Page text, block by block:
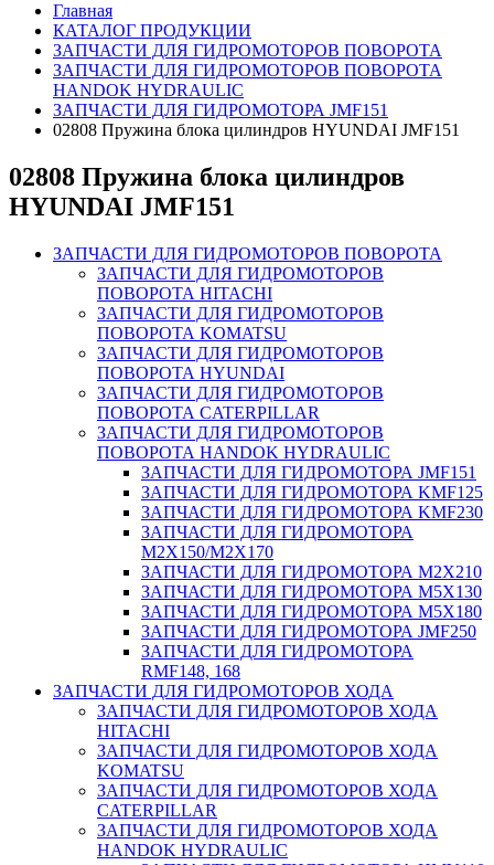
Главная
КАТАЛОГ ПРОДУКЦИИ
ЗАПЧАСТИ ДЛЯ ГИДРОМОТОРОВ ПОВОРОТА
ЗАПЧАСТИ ДЛЯ ГИДРОМОТОРОВ ПОВОРОТА
HANDOK HYDRAULIC
ЗАПЧАСТИ ДЛЯ ГИДРОМОТОРА JMF151
02808 Пружина блока цилиндров HYUNDAI JMF151
02808 Пружина блока цилиндров
HYUNDAI JMF151
ЗАПЧАСТИ ДЛЯ ГИДРОМОТОРОВ ПОВОРОТА
ЗАПЧАСТИ ДЛЯ ГИДРОМОТОРОВ
ПОВОРОТА HITACHI
ЗАПЧАСТИ ДЛЯ ГИДРОМОТОРОВ
ПОВОРОТА KOMATSU
ЗАПЧАСТИ ДЛЯ ГИДРОМОТОРОВ
ПОВОРОТА HYUNDAI
ЗАПЧАСТИ ДЛЯ ГИДРОМОТОРОВ
ПОВОРОТА CATERPILLAR
ЗАПЧАСТИ ДЛЯ ГИДРОМОТОРОВ
ПОВОРОТА HANDOK HYDRAULIC
ЗАПЧАСТИ ДЛЯ ГИДРОМОТОРА JMF151
ЗАПЧАСТИ ДЛЯ ГИДРОМОТОРА KMF125
ЗАПЧАСТИ ДЛЯ ГИДРОМОТОРА KMF230
ЗАПЧАСТИ ДЛЯ ГИДРОМОТОРА
M2X150/M2X170
ЗАПЧАСТИ ДЛЯ ГИДРОМОТОРА M2X210
ЗАПЧАСТИ ДЛЯ ГИДРОМОТОРА M5X130
ЗАПЧАСТИ ДЛЯ ГИДРОМОТОРА M5X180
ЗАПЧАСТИ ДЛЯ ГИДРОМОТОРА JMF250
ЗАПЧАСТИ ДЛЯ ГИДРОМОТОРА
RMF148, 168
ЗАПЧАСТИ ДЛЯ ГИДРОМОТОРОВ ХОДА
ЗАПЧАСТИ ДЛЯ ГИДРОМОТОРОВ ХОДА
HITACHI
ЗАПЧАСТИ ДЛЯ ГИДРОМОТОРОВ ХОДА
KOMATSU
ЗАПЧАСТИ ДЛЯ ГИДРОМОТОРОВ ХОДА
CATERPILLAR
ЗАПЧАСТИ ДЛЯ ГИДРОМОТОРОВ ХОДА
HANDOK HYDRAULIC